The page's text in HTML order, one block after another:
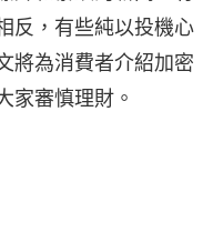
反，有些純以投機心
將為消費者介紹加密
家審慎理財。